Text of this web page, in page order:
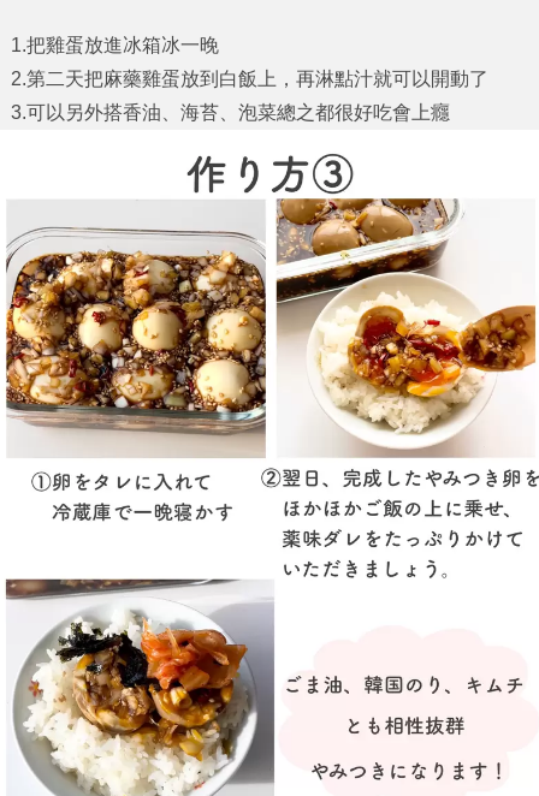
1.把雞蛋放進冰箱冰一晚
2.第二天把麻藥雞蛋放到白飯上，再淋點汁就可以開動了
3.可以另外搭香油、海苔、泡菜總之都很好吃會上癮